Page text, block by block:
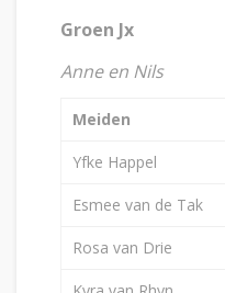
Groen Jx
Anne en Nils
Meiden
Yfke Happel
Esmee van de Tak
Rosa van Drie